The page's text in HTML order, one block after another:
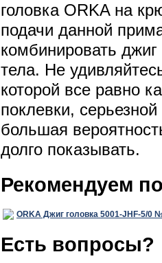
головка ORKA на
подачи данной
комбинировать
тела. Не
которой все равно
поклевки,
большая
долго показывать.
Рекомендуем
ORKA Джиг головка 5001-JHF-5/0
Есть вопросы?